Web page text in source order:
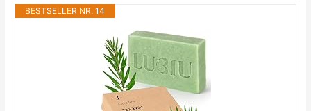
BESTSELLER NR. 14